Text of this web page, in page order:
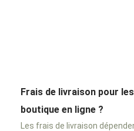
Frais de livraison pour
boutique en ligne ?
Les frais de livraison